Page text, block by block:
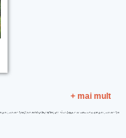
+ mai mult